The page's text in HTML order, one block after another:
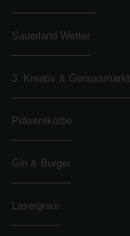
Sauerland Wetter
3. Kreativ & Genussmarkt
Präsentkörbe
Gin & Burger
Lasergraur